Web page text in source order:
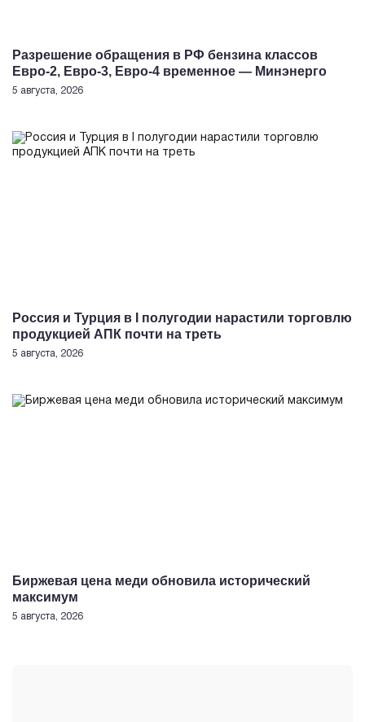
Разрешение обращения в РФ бензина классов
Евро-2, Евро-3, Евро-4 временное — Минэнерго
5 августа, 2026
Россия и Турция в I полугодии нарастили торговлю
продукцией АПК почти на треть
5 августа, 2026
Биржевая цена меди обновила исторический
максимум
5 августа, 2026